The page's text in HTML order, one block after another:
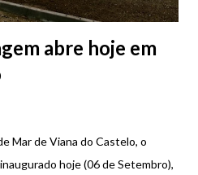
abre hoje em
Mar de Viana do Castelo, o
hoje (06 de Setembro),